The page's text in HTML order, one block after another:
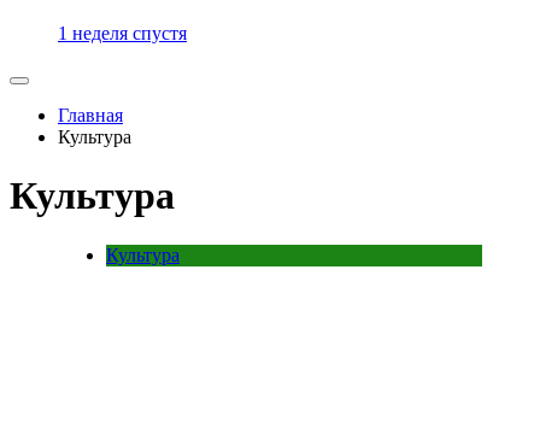
1 неделя спустя
Главная
Культура
Культура
Культура